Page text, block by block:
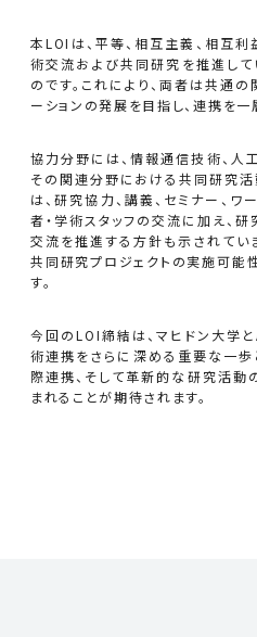
本LOIは、平等、相互主義、相互
術交流および共同研究を推進して
のです。これにより、両者は共通
ーションの発展を目指し、連携を一
協力分野には、情報通信技術、人
その関連分野における共同研究活
は、研究協力、講義、セミナー、ワ
者・学術スタッフの交流に加え、
交流を推進する方針も示されてい
共同研究プロジェクトの実施可能
す。
今回のLOI締結は、マヒドン大学
術連携をさらに深める重要な一歩
際連携、そして革新的な研究活
まれることが期待されます。